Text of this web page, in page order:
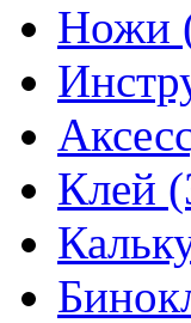
Ножи
Клей